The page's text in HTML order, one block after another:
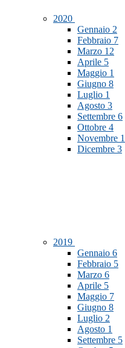
2020
Gennaio 2
Febbraio 7
Marzo 12
Aprile 5
Maggio 1
Giugno 8
Luglio 1
Agosto 3
Settembre 6
Ottobre 4
Novembre 1
Dicembre 3
2019
Gennaio 6
Febbraio 5
Marzo 6
Aprile 5
Maggio 7
Giugno 8
Luglio 2
Agosto 1
Settembre 5